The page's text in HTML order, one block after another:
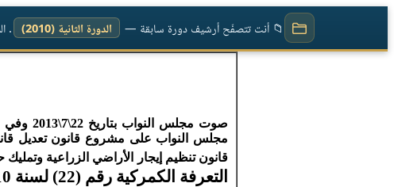
📁 أنت تتصفّح أرشيف دورة سابقة — الدورة الثانية (2010) .
صوت
قانون تنظيم إيجار الأراضي الزراعية
التعرفة الكمركية رقم (22) لسنة 2010 والمقدم من لجنتي المالية والاقتصاد والاستثمار